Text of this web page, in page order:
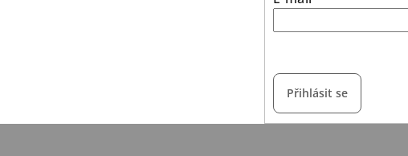
Přihlásit se